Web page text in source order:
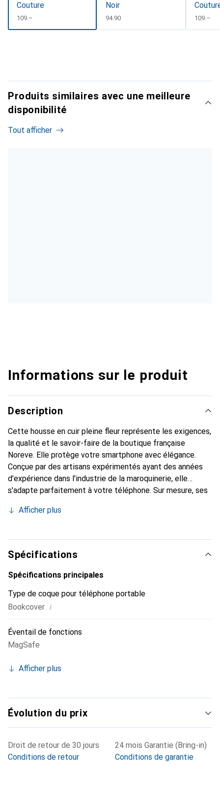
Couture
CHF
109.–
Noir
CHF
94.90 CHF
109.–
Produits similaires avec une meilleure
disponibilité
Tout afficher
Informations sur le produit
Description
Cette housse en cuir pleine fleur représente les exigences,
la qualité et le savoir-faire de la boutique française
Noreve. Elle protège votre smartphone avec élégance.
Conçue par des artisans expérimentés ayant des années
d'expérience dans l'industrie de la maroquinerie, elle
s'adapte parfaitement à votre téléphone. Sur mesure, ses
Elle devient l'accessoire chic et indispensable pour votre
produits de haute qualité, la marque Noreve est un choix
fiable pour une clientèle exigeante.
Afficher plus
Spécifications
Spécifications principales
Type de coque pour téléphone portable
Bookcover i
Éventail de fonctions
MagSafe
Afficher plus
Évolution du prix
Droit de retour de 30 jours
Conditions de retour
24 mois Garantie (Bring-in)
Conditions de garantie